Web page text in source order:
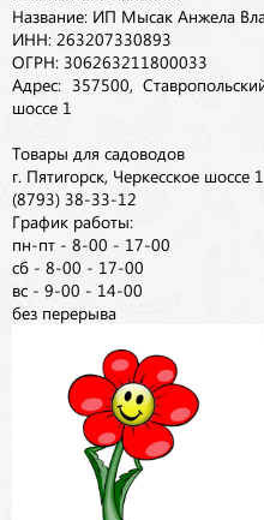
Название: ИП Мысак Анжела
ИНН: 263207330893
ОГРН: 306263211800033
Адрес: 357500,
шоссе 1
Товары для садоводов
г. Пятигорск, Черкесское шоссе 1
(8793) 38-33-12
График работы:
пн-пт - 8-00 - 17-00
сб - 8-00 - 17-00
вс - 9-00 - 14-00
без перерыва